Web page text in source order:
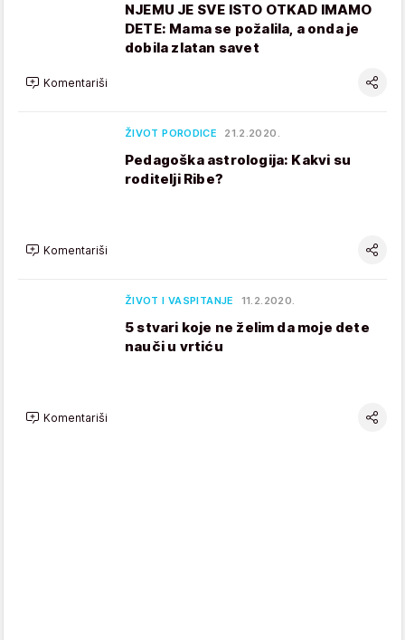
NJEMU JE SVE ISTO OTKAD IMAMO
DETE: Mama se požalila, a onda je
dobila zlatan savet
Komentariši
ŽIVOT PORODICE 21.2.2020.
Pedagoška astrologija: Kakvi su
roditelji Ribe?
Komentariši
ŽIVOT I VASPITANJE 11.2.2020.
5 stvari koje ne želim da moje dete
nauči u vrtiću
Komentariši